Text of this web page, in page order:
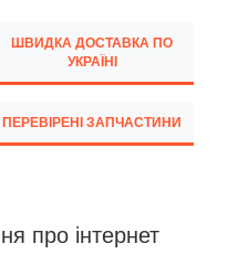
ШВИДКА ДОСТАВКА ПО
УКРАЇНІ
ПЕРЕВІРЕНІ ЗАПЧАСТИНИ
про інтернет